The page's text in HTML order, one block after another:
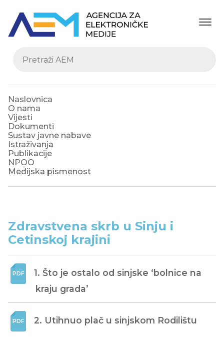
Naslovnica
O nama
Vijesti
Dokumenti
Sustav javne nabave
Istraživanja
Publikacije
NPOO
Medijska pismenost
Zdravstvena skrb u Sinju i
Cetinskoj krajini
1. Što je ostalo od sinjske ‘bolnice na
kraju grada’
2. Utihnuo plač u sinjskom Rodilištu